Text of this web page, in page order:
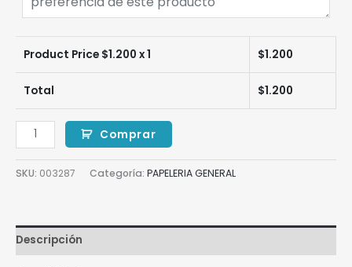
Product Price $1.200 x 1 $1.200
Total $1.200
Comprar
SKU: 003287 Categoría: PAPELERIA GENERAL
Descripción